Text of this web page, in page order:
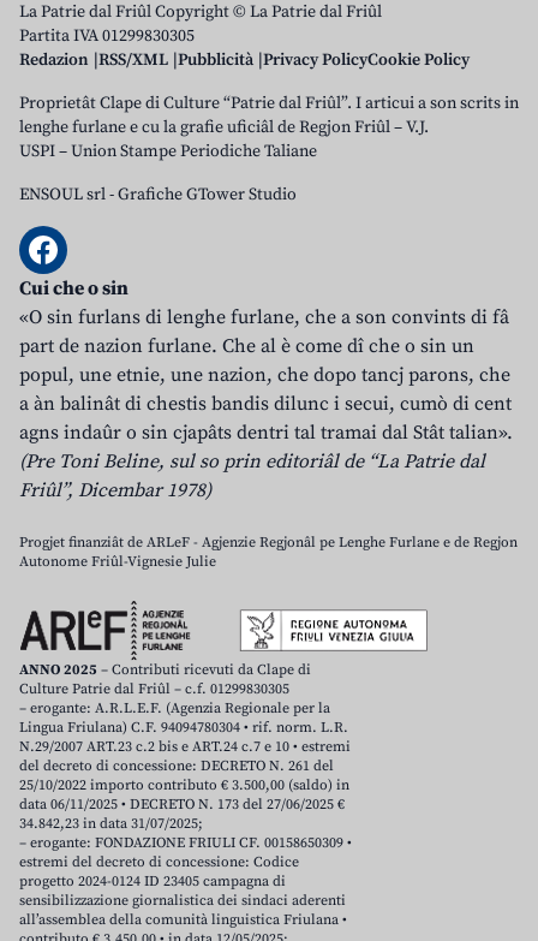
La Patrie dal Friûl Copyright © La Patrie dal Friûl
Partita IVA 01299830305
Redazion RSS/XML Pubblicità Privacy PolicyCookie Policy
Proprietât Clape di Culture “Patrie dal Friûl”. I articui a son scrits in
lenghe furlane e cu la grafie uficiâl de Regjon Friûl – V.J.
USPI – Union Stampe Periodiche Taliane
ENSOUL srl-Grafiche GTower Studio
Cui che o sin
«O sin furlans di lenghe furlane, che a son convints di fâ
part de nazion furlane. Che al è come dî che o sin un
popul, une etnie, une nazion, che dopo tancj parons, che
a àn balinât di chestis bandis dilunc i secui, cumò di cent
agns indaûr o sin cjapâts dentri tal tramai dal Stât talian».
(Pre Toni Beline, sul so prin editoriâl de “La Patrie dal
Friûl”, Dicembar 1978)
Progjet finanziât de ARLeF - Agjenzie Regjonâl pe Lenghe Furlane e de Regjon
Autonome Friûl-Vignesie Julie
ANNO 2025 – Contributi ricevuti da Clape di
Culture Patrie dal Friûl – c.f. 01299830305
– erogante: A.R.L.E.F. (Agenzia Regionale per la
Lingua Friulana) C.F. 94094780304 • rif. norm. L.R.
N.29/2007 ART.23 c.2 bis e ART.24 c.7 e 10 • estremi
del decreto di concessione: DECRETO N. 261 del
25/10/2022 importo contributo € 3.500,00 (saldo) in
data 06/11/2025 • DECRETO N. 173 del 27/06/2025 €
34.842,23 in data 31/07/2025;
– erogante: FONDAZIONE FRIULI CF. 00158650309 •
estremi del decreto di concessione: Codice
progetto 2024-0124 ID 23405 campagna di
sensibilizzazione giornalistica dei sindaci aderenti
all’assemblea della comunità linguistica Friulana •